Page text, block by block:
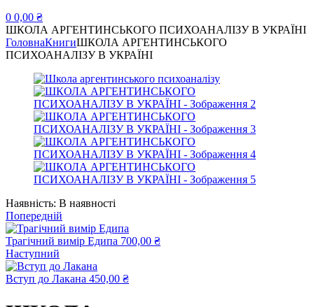
0 0,00 ₴
ШКОЛА АРГЕНТИНСЬКОГО ПСИХОАНАЛІЗУ В УКРАЇНІ
ГоловнаКнигиШКОЛА АРГЕНТИНСЬКОГО
ПСИХОАНАЛІЗУ В УКРАЇНІ
Наявність: В наявності
Попередній
Трагічний вимір Едипа 700,00 ₴
Наступний
Вступ до Лакана 450,00 ₴